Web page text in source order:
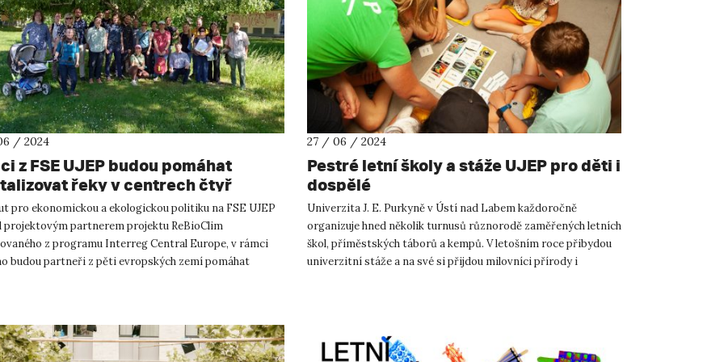
/ 2024
z FSE UJEP budou pomáhat
řeky v centrech čtyř
měst
pro ekonomickou a ekologickou politiku na FSE UJEP
projektovým partnerem projektu ReBioClim
z programu Interreg Central Europe, v rámci
budou partneři z pěti evropských zemí pomáhat
27 / 06 / 2024
Pestré letní školy a stáže UJEP pro děti i
dospělé
Univerzita J. E. Purkyně v Ústí nad Labem každoročně
organizuje hned několik turnusů různorodě zaměřených letních
škol, příměstských táborů a kempů. V letošním roce přibydou
univerzitní stáže a na své si přijdou milovníci přírody i